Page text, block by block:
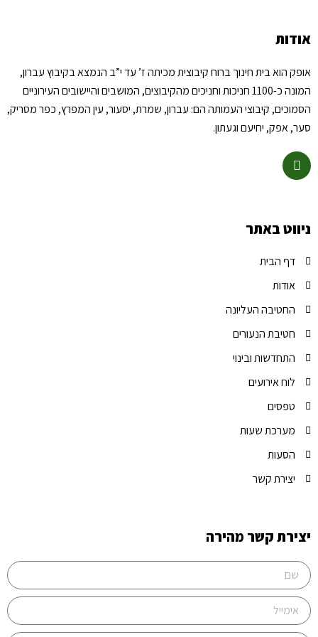
אודות
אופק הוא בית חינוך ברוח קיבוצית מכיתה ז’ עד י”ב הנמצא בקיבוץ עברון,
המונה כ-1100 חניכות וחניכים מהקיבוצים, המושבים והיישובים העירוניים
הסמוכים, קיבוצי העמותה הם: עברון, שמרת, יסעור, עין המפרץ, כפר מסריק,
סער, אפק, יחיעם וגעתון.
ניווט באתר
דף הבית
אודות
החטיבה העליונה
חטיבת הנעורים
התחדשות ובינוי
לוח אירועים
טפסים
מערכת שעות
הסעות
יצירת קשר
יצירת קשר מהירה